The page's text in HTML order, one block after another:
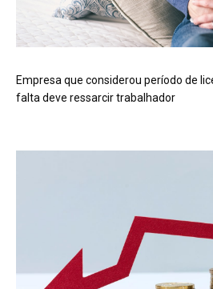
Empresa que considerou período de
falta deve ressarcir trabalhador